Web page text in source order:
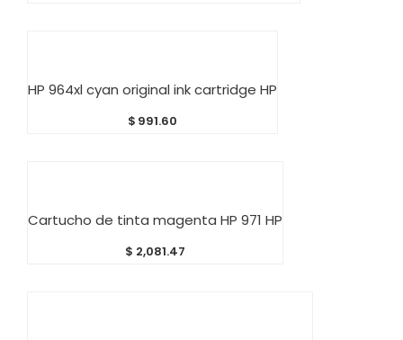
HP 964xl cyan original ink cartridge HP
$ 991.60
Cartucho de tinta magenta HP 971 HP
$ 2,081.47